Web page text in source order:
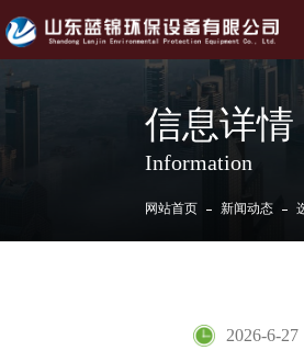
信息详情
Information
网站首页 新闻动态
2026-6-27